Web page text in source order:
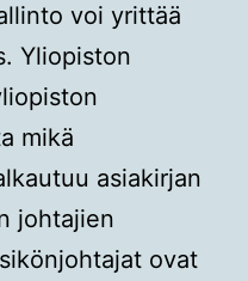
voi yrittää
Yliopiston
mikä
asiakirjan
johtajien
ovat